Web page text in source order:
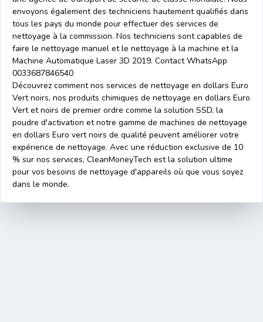
envoyons également des techniciens hautement qualifiés dans
tous les pays du monde pour effectuer des services de
nettoyage à la commission. Nos techniciens sont capables de
faire le nettoyage manuel et le nettoyage à la machine et la
Machine Automatique Laser 3D 2019. Contact WhatsApp
0033687846540
Découvrez comment nos services de nettoyage en dollars Euro
Vert noirs, nos produits chimiques de nettoyage en dollars Euro
Vert et noirs de premier ordre comme la solution SSD, la
poudre d'activation et notre gamme de machines de nettoyage
en dollars Euro vert noirs de qualité peuvent améliorer votre
expérience de nettoyage. Avec une réduction exclusive de 10
% sur nos services, CleanMoneyTech est la solution ultime
pour vos besoins de nettoyage d'appareils où que vous soyez
dans le monde.